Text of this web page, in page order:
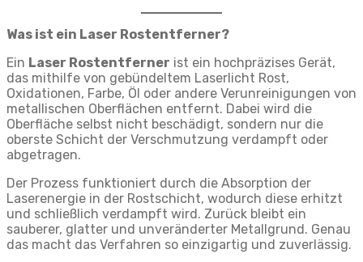
Was ist ein Laser Rostentferner?
Ein Laser Rostentferner ist ein hochpräzises Gerät,
das mithilfe von gebündeltem Laserlicht Rost,
Oxidationen, Farbe, Öl oder andere Verunreinigungen von
metallischen Oberflächen entfernt. Dabei wird die
Oberfläche selbst nicht beschädigt, sondern nur die
oberste Schicht der Verschmutzung verdampft oder
abgetragen.
Der Prozess funktioniert durch die Absorption der
Laserenergie in der Rostschicht, wodurch diese erhitzt
und schließlich verdampft wird. Zurück bleibt ein
sauberer, glatter und unveränderter Metallgrund. Genau
das macht das Verfahren so einzigartig und zuverlässig.